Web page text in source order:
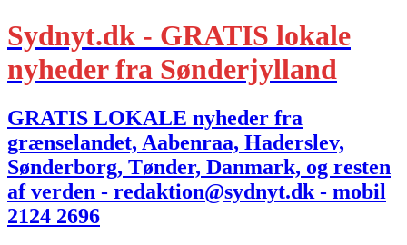
Sydnyt.dk - GRATIS lokale
nyheder fra Sønderjylland
GRATIS LOKALE nyheder fra
grænselandet, Aabenraa, Haderslev,
Sønderborg, Tønder, Danmark, og resten
af verden - redaktion@sydnyt.dk - mobil
2124 2696